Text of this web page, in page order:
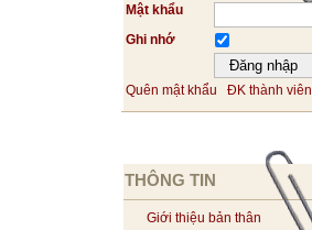
Mật khẩu
Ghi nhớ
Quên mật khẩu ĐK thành viên
THÔNG TIN
Giới thiệu bản thân